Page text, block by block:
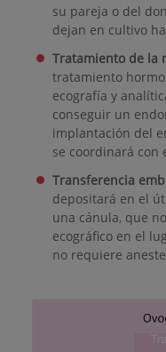
su pareja o del
dejan en cultivo
Tratamiento de la
tratamiento
ecografía y
conseguir un
implantación del
se coordinará con
Transferencia
depositará en el
una cánula, que
ecográfico en el
no requiere